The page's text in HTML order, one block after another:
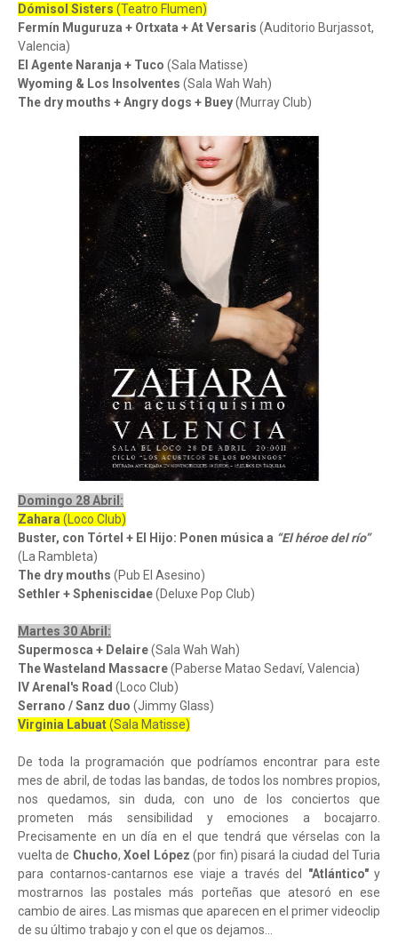
Dómisol Sisters (Teatro Flumen)
Fermín Muguruza + Ortxata + At Versaris (Auditorio Burjassot,
Valencia)
El Agente Naranja + Tuco (Sala Matisse)
Wyoming & Los Insolventes (Sala Wah Wah)
The dry mouths + Angry dogs + Buey(Murray Club)
Domingo 28 Abril:
Zahara (Loco Club)
Buster, con Tórtel + El Hijo: Ponen música a “El héroe del río”
(La Rambleta)
The dry mouths (Pub El Asesino)
Sethler + Spheniscidae(Deluxe Pop Club)
Martes 30 Abril:
Supermosca + Delaire(Sala Wah Wah)
The Wasteland Massacre(Paberse Matao Sedaví, Valencia)
IV Arenal's Road (Loco Club)
Serrano / Sanz duo (Jimmy Glass)
Virginia Labuat(Sala Matisse)
De toda la programación que podríamos encontrar para este
mes de abril, de todas las bandas, de todos los nombres propios,
nos quedamos, sin duda, con uno de los conciertos que
prometen más sensibilidad y emociones a bocajarro.
Precisamente en un día en el que tendrá que vérselas con la
vuelta de Chucho,Xoel López (por fin) pisará la ciudad del Turia
para contarnos-cantarnos ese viaje a través del "Atlántico"y
mostrarnos las postales más porteñas que atesoró en ese
cambio de aires. Las mismas que aparecen en el primer videoclip
de su último trabajo y con el que os dejamos...